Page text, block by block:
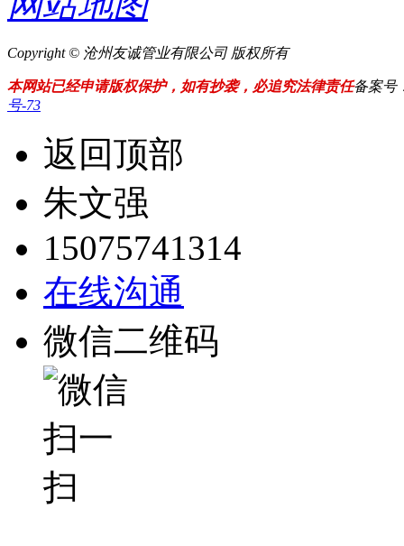
Copyright © 沧州友诚管业有限公司 版权所有
本网站已经申请版权保护，如有抄袭，必追究法律责任备案号
号-73
返回顶部
朱文强
15075741314
在线沟通
微信二维码